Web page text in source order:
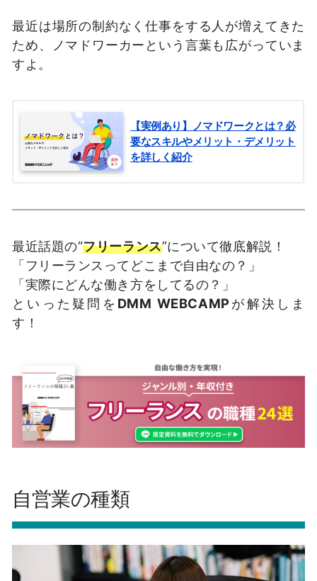
最近は場所の制約なく仕事をする人が増えてきた
ため、ノマドワーカーという言葉も広がっていま
すよ。
【実例あり】ノマドワークとは？必
要なスキルやメリット・デメリット
を詳しく紹介
最近話題の“フリーランス”について徹底解説！
「フリーランスってどこまで自由なの？」
「実際にどんな働き方をしてるの？」
といった疑問を DMM WEBCAMPが解決しま
す！
自営業の種類